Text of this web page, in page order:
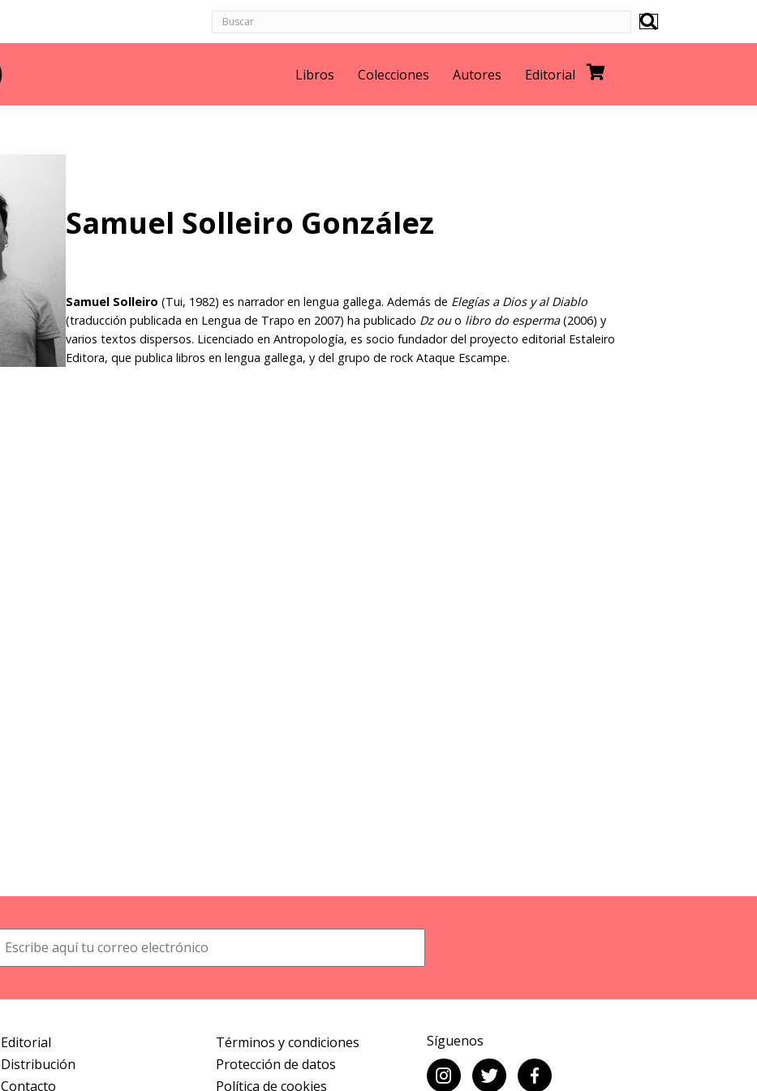
Libros Colecciones Autores Editorial
Samuel Solleiro González
Samuel Solleiro (Tui, 1982) es narrador en lengua gallega. Además de Elegías a Dios y al Diablo
(traducción publicada en Lengua de Trapo en 2007) ha publicado Dz ouo libro do esperma(2006) y
varios textos dispersos. Licenciado en Antropología, es socio fundador del proyecto editorial Estaleiro
Editora, que publica libros en lengua gallega, y del grupo de rock Ataque Escampe.
Editorial
Distribución
Contacto
Términos y condiciones
Protección de datos
Política de cookies
Síguenos